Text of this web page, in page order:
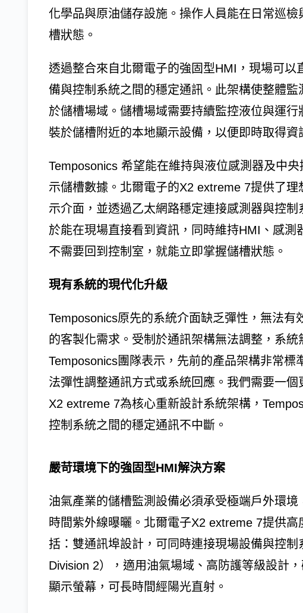
化學品與原油儲存設施。操作人員能在日常巡
槽狀態。
透過整合來自北爾電子的強固型HMI，現場可以
備與控制系統之間的穩定通訊。此架構使整體
於儲槽場域。儲槽場域需要持續監控液位與運
裝於儲槽附近的本地顯示設備，以便即時取得資
Temposonics 希望能在維持與液位感測器及中
示儲槽數據。北爾電子的X2 extreme 7提供了
示介面，並透過乙太網路穩定連接感測器與控
於能在現場直接看到資訊，同時維持HMI、感測
不需要回到控制室，就能立即掌握儲槽狀態。
現有系統的現代化升級
Temposonics原先的系統介面缺乏彈性，無法有
的客製化需求。受制於通訊架構無法調整，系統
Temposonics團隊表示，先前的產品架構非常
法彈性調整通訊方式或系統回應。我們需要一
X2 extreme 7為核心重新設計系統架構，
控制系統之間的穩定通訊不中斷。
嚴苛環境下的強固型HMI解決方案
油氣產業的儲槽監測設備必須承受極端戶外環
時間紫外線曝曬。北爾電子X2 extreme 7提供
括：雙通訊埠設計，可同時連接現場設備與控
Division 2），適用油氣場域、高防護等級設計
顯示螢幕，可長時間經陽光直射。